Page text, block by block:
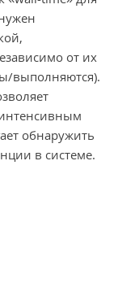
от их
выполняются).
обнаружить
в системе.